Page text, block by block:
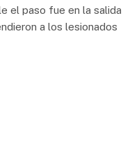
el paso fue en la salida
a los lesionados